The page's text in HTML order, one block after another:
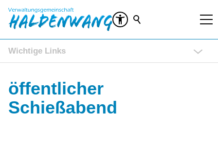
Wichtige Links
Ratsinformationssystem (RIS)
Veranstaltungen
Kontakt
öffentlicher
Schießabend